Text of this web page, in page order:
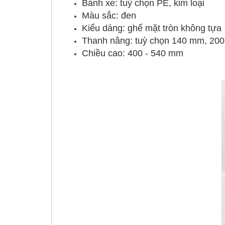
Bánh xe: tuỳ chọn PE, kim loại
Màu sắc: đen
Kiểu dáng: ghế mặt tròn không tựa
Thanh nâng: tuỳ chọn 140 mm,
Chiều cao: 400 - 540 mm